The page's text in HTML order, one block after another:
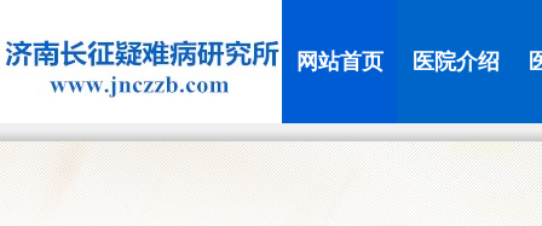
网站首页 医院介绍